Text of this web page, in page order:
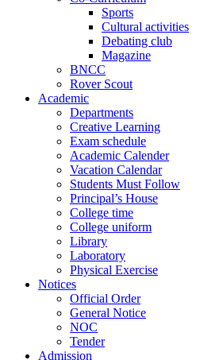
Sports
Cultural activities
Debating club
Magazine
BNCC
Rover Scout
Academic
Departments
Creative Learning
Exam schedule
Academic Calender
Vacation Calendar
Students Must Follow
Principal’s House
College time
College uniform
Library
Laboratory
Physical Exercise
Notices
Official Order
General Notice
NOC
Tender
Admission